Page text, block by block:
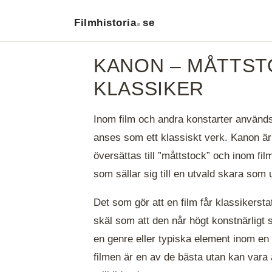
Filmhistoria.se
KANON –
KLASSIKER
Inom film och andra konstarter
anses som ett klassiskt verk. Kanon
översättas till ”måttstock” och inom
som sällar sig till en utvald skara som
Det som gör att en film får
skäl som att den når högt konstnärligt
en genre eller typiska element inom
filmen är en av de bästa utan kan